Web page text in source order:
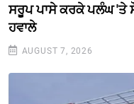
ਸਰੂਪ ਪਾਸੇ ਕਰਕੇ ਪਲੰਘ 'ਤੇ
ਹਵਾਲੇ
AUGUST 7, 2026